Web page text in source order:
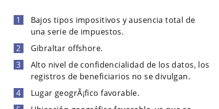
Bajos tipos impositivos y ausencia total de
una serie de impuestos.
Gibraltar offshore.
Alto nivel de confidencialidad de los datos, los
registros de beneficiarios no se divulgan.
Lugar geogrÃ¡fico favorable.